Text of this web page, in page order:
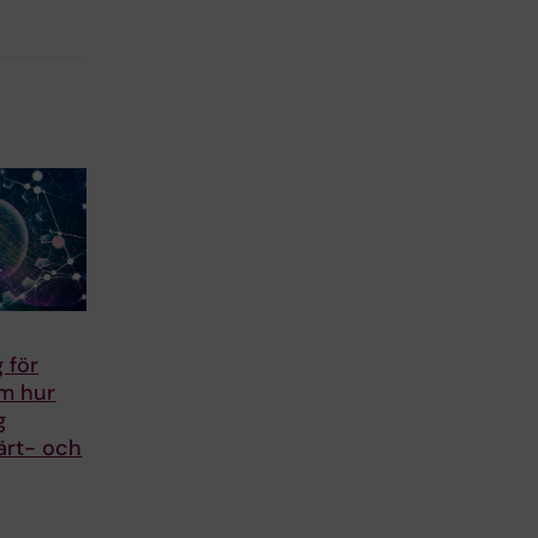
för
hur
och